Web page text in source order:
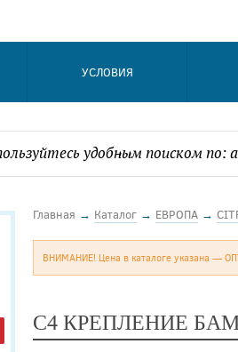
УСЛОВИЯ
Главная → Каталог → ЕВРОПА →
ВНИМАНИЕ! Цена в каталоге указана —
C4 КРЕПЛЕНИЕ